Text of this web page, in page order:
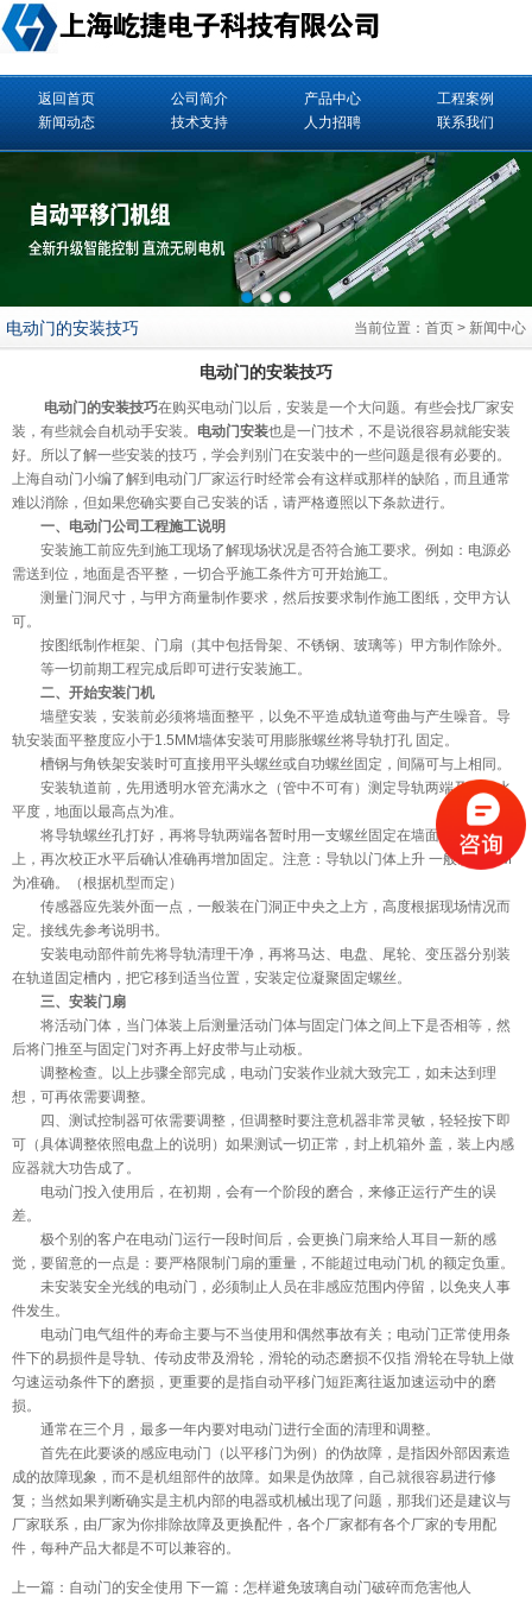
返回首页 公司简介 产品中心
工程案例
新闻动态
技术支持 人力招聘 联系我们
电动门的安装技巧 当前位置： 首页 > 新闻中心
电动门的安装技巧
电动门的安装技巧在购买电动门 以后，安装是一个大问题。有些会找厂家安
装，有些就会自机动手安装。 电动门安装也是一门技术，不是说很容易就能安装
好。所以了解一些安装的技巧，学会判别门在安装中的一些问题是很有必要的。
上海自动门小编了解到电动门厂家运行时经常会有这样或那样的缺陷，而且通常
难以消除，但如果您确实要自己安装的话，请严格遵照以下条款进行。
一、电动门公司工程施工说明
安装施工前应先到施工现场了解现场状况是否符合施工要求。例如：电源必
需送到位，地面是否平整，一切合乎施工条件方可开始施工。
测量门洞尺寸，与甲方商量制作要求，然后按要求制作施工图纸，交甲方认
可。
按图纸制作框架、门扇（其中包括骨架、不锈钢、玻璃等）甲方制作除外。
等一切前期工程完成后即可进行安装施工。
二、开始安装门机
墙壁安装，安装前必须将墙面整平，以免不平造成轨道弯曲与产生噪音。导
轨安装面平整度应小于1.5MM墙体安装可用膨胀螺丝将导轨打孔 固定。
槽钢与角铁架安装时可直接用平头螺丝或自功螺丝固定，间隔可与上相同。
安装轨道前，先用透明水管充满水之（管中不可有）测定导轨两端及中间水
平度，地面以最高点为准。
将导轨螺丝孔打好，再将导轨两端各暂时用一支螺丝固定在墙面或钢结构
上，再次校正水平后确认准确再增加固定。注意：导轨以门体上升 一般以25MM
为准确。（根据机型而定）
传感器应先装外面一点，一般装在门洞正中央之上方，高度根据现场情况而
定。接线先参考说明书。
安装电动部件前先将导轨清理干净，再将马达、电盘、尾轮、变压器分别装
在轨道固定槽内，把它移到适当位置，安装定位凝聚固定螺丝。
三、安装门扇
将活动门体，当门体装上后测量活动门体与固定门体之间上下是否相等，然
后将门推至与固定门对齐再上好皮带与止动板。
调整检查。以上步骤全部完成，电动门安装作业就大致完工，如未达到理
想，可再依需要调整。
四、测试控制器可依需要调整，但调整时要注意机器非常灵敏，轻轻按下即
可（具体调整依照电盘上的说明）如果测试一切正常，封上机箱外 盖，装上内感
应器就大功告成了。
电动门投入使用后，在初期，会有一个阶段的磨合，来修正运行产生的误
差。
极个别的客户在电动门运行一段时间后，会更换门扇来给人耳目一新的感
觉，要留意的一点是：要严格限制门扇的重量，不能超过电动门机 的额定负重。
未安装安全光线的电动门，必须制止人员在非感应范围内停留，以免夹人事
件发生。
电动门电气组件的寿命主要与不当使用和偶然事故有关；电动门正常使用条
件下的易损件是导轨、传动皮带及滑轮，滑轮的动态磨损不仅指 滑轮在导轨上做
匀速运动条件下的磨损，更重要的是指自动平移门短距离往返加速运动中的磨
损。
通常在三个月，最多一年内要对电动门进行全面的清理和调整。
首先在此要谈的感应电动门（以平移门为例）的伪故障，是指因外部因素造
成的故障现象，而不是机组部件的故障。如果是伪故障，自己就很容易进行修
复；当然如果判断确实是主机内部的电器或机械出现了问题，那我们还是建议与
厂家联系，由厂家为你排除故障及更换配件，各个厂家都有各个厂家的专用配
件，每种产品大都是不可以兼容的。
上一篇： 自动门的安全使用 下一篇： 怎样避免玻璃自动门破碎而危害他人